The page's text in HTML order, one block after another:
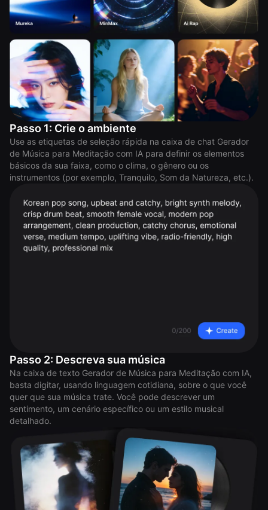
Passo 1: Crie o ambiente
Use as etiquetas de seleção rápida na caixa de chat Gerador
de Música para Meditação com IA para definir os elementos
básicos da sua faixa, como o clima, o gênero ou os
instrumentos (por exemplo, Tranquilo, Som da Natureza, etc.).
Passo 2: Descreva sua música
Na caixa de texto Gerador de Música para Meditação com IA,
basta digitar, usando linguagem cotidiana, sobre o que você
quer que sua música trate. Você pode descrever um
sentimento, um cenário específico ou um estilo musical
detalhado.